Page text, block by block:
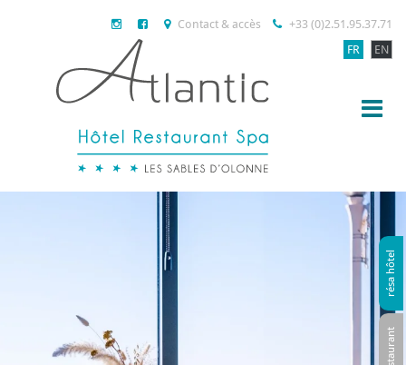
résa hôtel
Contact & accès
+33 (0)2.51.95.37.71
FR
EN